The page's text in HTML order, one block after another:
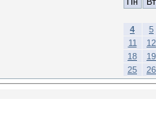
4
5
11
12
18
19
25
26